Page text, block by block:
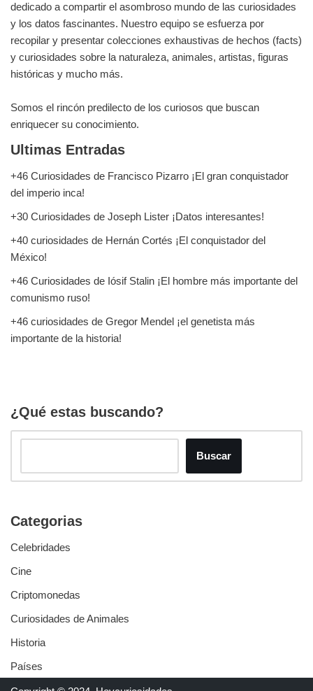
dedicado a compartir el asombroso mundo de las curiosidades
y los datos fascinantes. Nuestro equipo se esfuerza por
recopilar y presentar colecciones exhaustivas de hechos (facts)
y curiosidades sobre la naturaleza, animales, artistas, figuras
históricas y mucho más.
Somos el rincón predilecto de los curiosos que buscan
enriquecer su conocimiento.
Ultimas Entradas
+46 Curiosidades de Francisco Pizarro ¡El gran conquistador
del imperio inca!
+30 Curiosidades de Joseph Lister ¡Datos interesantes!
+40 curiosidades de Hernán Cortés ¡El conquistador del
México!
+46 Curiosidades de Iósif Stalin ¡El hombre más importante del
comunismo ruso!
+46 curiosidades de Gregor Mendel ¡el genetista más
importante de la historia!
¿Qué estas buscando?
Buscar
Categorias
Celebridades
Cine
Criptomonedas
Curiosidades de Animales
Historia
Países